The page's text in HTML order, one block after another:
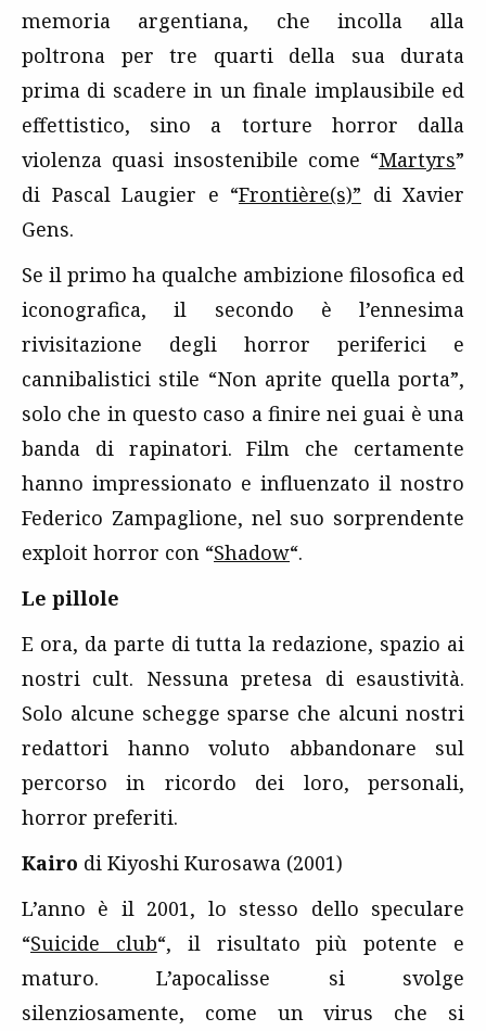
memoria argentiana, che incolla alla
poltrona per tre quarti della sua durata
prima di scadere in un finale implausibile ed
effettistico, sino a torture horror dalla
violenza quasi insostenibile come “Martyrs”
di Pascal Laugier e “Frontière(s)” di Xavier
Gens.
Se il primo ha qualche ambizione filosofica ed
iconografica, il secondo è l’ennesima
rivisitazione degli horror periferici e
cannibalistici stile “Non aprite quella porta”,
solo che in questo caso a finire nei guai è una
banda di rapinatori. Film che certamente
hanno impressionato e influenzato il nostro
Federico Zampaglione, nel suo sorprendente
exploit horror con “Shadow“.
Le pillole
E ora, da parte di tutta la redazione, spazio ai
nostri cult. Nessuna pretesa di esaustività.
Solo alcune schegge sparse che alcuni nostri
redattori hanno voluto abbandonare sul
percorso in ricordo dei loro, personali,
horror preferiti.
Kairo di Kiyoshi Kurosawa (2001)
L’anno è il 2001, lo stesso dello speculare
“Suicide club“, il risultato più potente e
maturo. L’apocalisse si svolge
silenziosamente, come un virus che si